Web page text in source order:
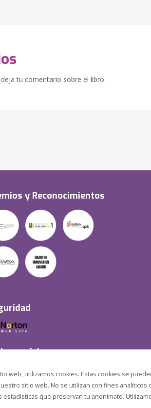
web, utilizamos cookies. Estas cookies se
sitio web. No se utilizan con fines analíticos
estadísticas que preservan tu anonimato.
deja tu comentario sobre el libro.
y Reconocimientos
sociales